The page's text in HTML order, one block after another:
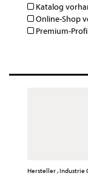
Katalog
Online-Shop
Premium-
Hersteller , Industrie